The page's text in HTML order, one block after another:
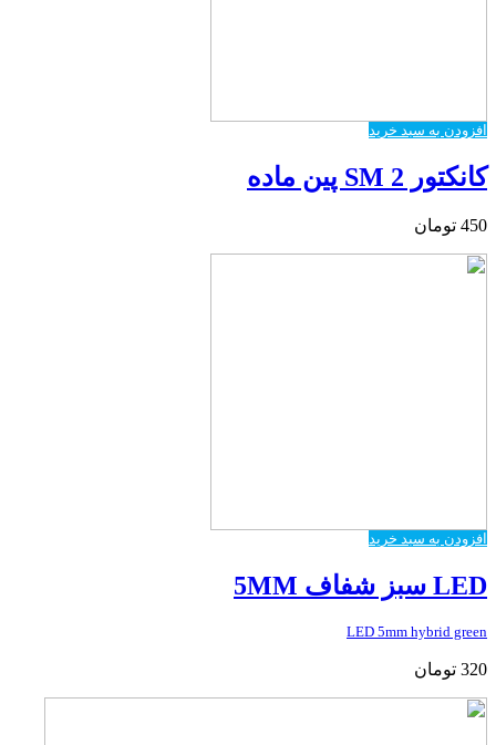
افزودن به سبد خرید
کانکتور SM 2 پین ماده
450 تومان
افزودن به سبد خرید
LED سبز شفاف 5MM
LED 5mm hybrid green
320 تومان